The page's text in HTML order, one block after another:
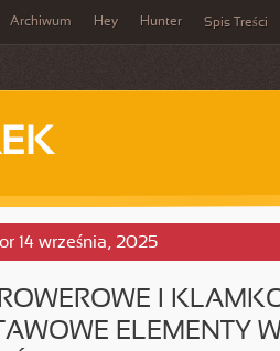
Archiwum Hey Hunter Spis Treści
14 września, 2025
I
ELEMENTY